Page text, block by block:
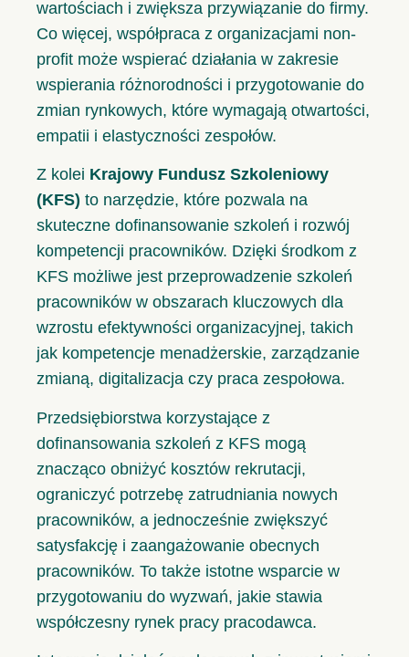
wartościach i zwiększa przywiązanie do firmy.
Co więcej, współpraca z organizacjami non-
profit może wspierać działania w zakresie
wspierania różnorodności i przygotowanie do
zmian rynkowych, które wymagają otwartości,
empatii i elastyczności zespołów.
Z kolei Krajowy Fundusz Szkoleniowy
(KFS) to narzędzie, które pozwala na
skuteczne dofinansowanie szkoleń i rozwój
kompetencji pracowników. Dzięki środkom z
KFS możliwe jest przeprowadzenie szkoleń
pracowników w obszarach kluczowych dla
wzrostu efektywności organizacyjnej, takich
jak kompetencje menadżerskie, zarządzanie
zmianą, digitalizacja czy praca zespołowa.
Przedsiębiorstwa korzystające z
dofinansowania szkoleń z KFS mogą
znacząco obniżyć kosztów rekrutacji,
ograniczyć potrzebę zatrudniania nowych
pracowników, a jednocześnie zwiększyć
satysfakcję i zaangażowanie obecnych
pracowników. To także istotne wsparcie w
przygotowaniu do wyzwań, jakie stawia
współczesny rynek pracy pracodawca.